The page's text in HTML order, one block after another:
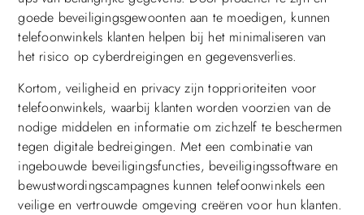
goede beveiligingsgewoonten aan te moedigen, kunnen
telefoonwinkels klanten helpen bij het minimaliseren van
het risico op cyberdreigingen en gegevensverlies.
Kortom, veiligheid en privacy zijn topprioriteiten voor
telefoonwinkels, waarbij klanten worden voorzien van de
nodige middelen en informatie om zichzelf te beschermen
tegen digitale bedreigingen. Met een combinatie van
ingebouwde beveiligingsfuncties, beveiligingssoftware en
bewustwordingscampagnes kunnen telefoonwinkels een
veilige en vertrouwde omgeving creëren voor hun klanten.